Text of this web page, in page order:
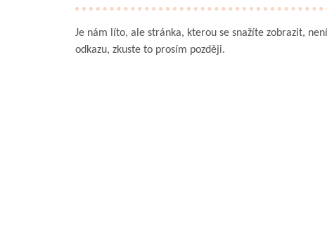
Je nám líto, ale stránka, kterou se snažíte zobrazit,
odkazu, zkuste to prosím později.